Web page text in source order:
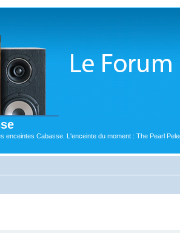
enceintes Cabasse. L'enceinte du moment : The Pearl